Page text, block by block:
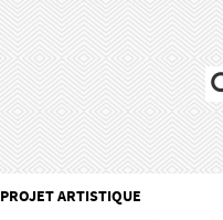
PROJET ARTISTIQUE